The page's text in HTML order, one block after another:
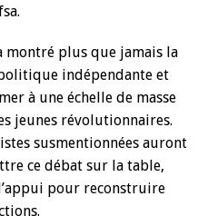
montré plus que jamais la
indépendante et
à une échelle de masse
jeunes révolutionnaires.
susmentionnées auront
ce débat sur la table,
pour reconstruire